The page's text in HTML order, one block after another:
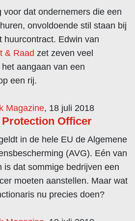
voor dat ondernemers die een
onvoldoende stil staan bij
huurcontract. Edwin van
& Raad zet zeven veel
aangaan van een
een rij.
Magazine, 18 juli 2018
Officer
in de hele EU de Algemene
(AVG). Eén van
is dat sommige bedrijven een
moeten aanstellen. Maar wat
nu precies doen?